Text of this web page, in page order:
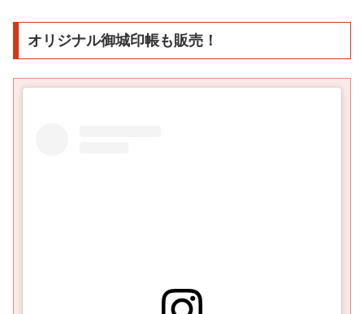
オリジナル御城印帳も販売！